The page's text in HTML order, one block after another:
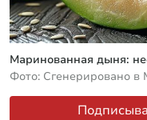
Маринованная дыня:
Фото: Сгенерировано в